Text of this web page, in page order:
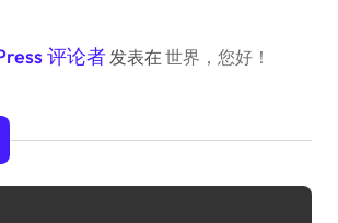
评论者发表在 世界，您好！